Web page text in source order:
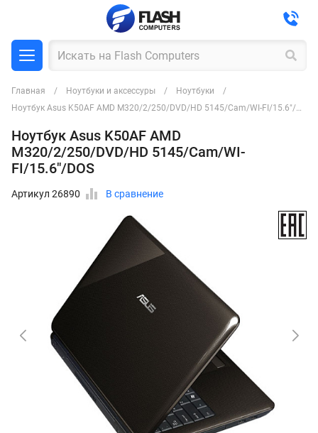
Главная Ноутбуки и аксессуры
Ноутбуки
Ноутбук Asus K50AF AMD M320/2/250/DVD/HD 5145/Cam/WI-FI/15.6"/DOS
Ноутбук Asus K50AF AMD
M320/2/250/DVD/HD 5145/Cam/WI-
FI/15.6"/DOS
Артикул 26890 В сравнение